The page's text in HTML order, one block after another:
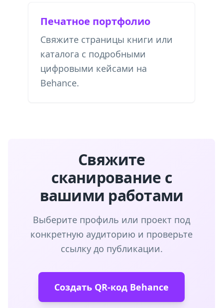
Печатное портфолио
Свяжите страницы книги или
каталога с подробными
цифровыми кейсами на
Behance.
Свяжите
сканирование с
вашими работами
Выберите профиль или проект под
конкретную аудиторию и проверьте
ссылку до публикации.
Создать QR-код Behance